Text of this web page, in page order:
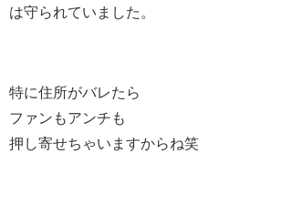
は守られていました。
特に住所がバレたら
ファンもアンチも
押し寄せちゃいますからね笑